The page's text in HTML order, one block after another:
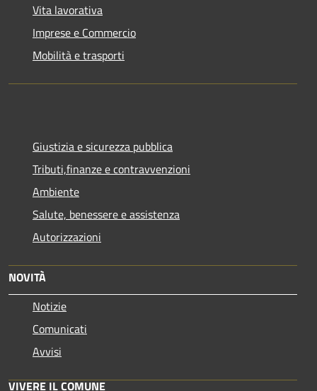
Vita lavorativa
Imprese e Commercio
Mobilità e trasporti
Giustizia e sicurezza pubblica
Tributi,finanze e contravvenzioni
Ambiente
Salute, benessere e assistenza
Autorizzazioni
NOVITÀ
Notizie
Comunicati
Avvisi
VIVERE IL COMUNE